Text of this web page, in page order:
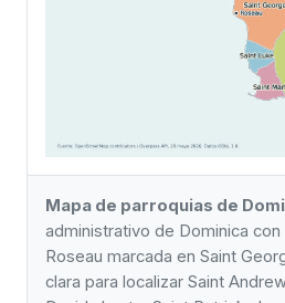
Mapa de parroquias de
administrativo de Dominica con
Roseau marcada en Saint
clara para localizar Saint